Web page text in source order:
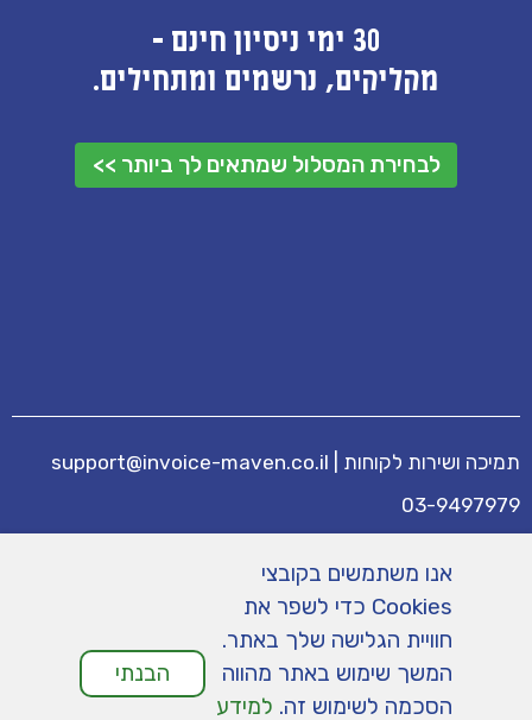
30 ימי ניסיון חינם -
מקליקים, נרשמים ומתחילים.
לבחירת המסלול שמתאים לך ביותר >>
תמיכה ושירות לקוחות support@invoice-maven.co.il
03-9497979
תמיכה
הצהרת נגישות
| מדיניות פרטיות
אנו משתמשים בקובצי
Cookies כדי לשפר את
חוויית הגלישה שלך באתר.
המשך שימוש באתר מהווה
הסכמה לשימוש זה. למידע
הבנתי